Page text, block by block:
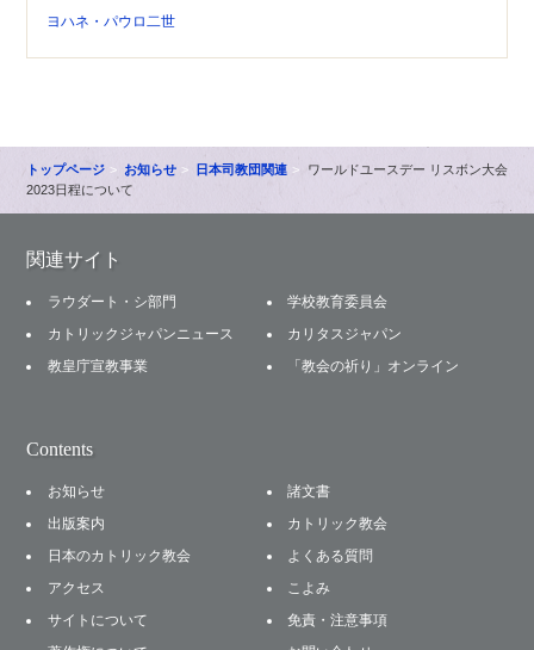
ヨハネ・パウロ二世
トップページ お知らせ 日本司教団関連
ワールドユースデー リスボン大会
2023日程について
関連サイト
ラウダート・シ部門
学校教育委員会
カトリックジャパンニュース
カリタスジャパン
教皇庁宣教事業
「教会の祈り」オンライン
Contents
お知らせ
諸文書
出版案内
カトリック教会
日本のカトリック教会
よくある質問
アクセス
こよみ
サイトについて
免責・注意事項